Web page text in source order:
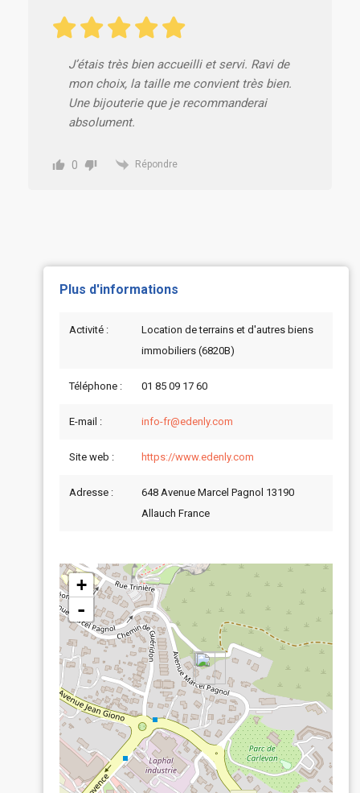
J’étais très bien accueilli et servi. Ravi de
mon choix, la taille me convient très bien.
Une bijouterie que je recommanderai
absolument.
0 Répondre
Plus d'informations
Activité :
Location de terrains et d'autres biens
immobiliers (6820B)
Téléphone : 01 85 09 17 60
E-mail : info-fr@edenly.com
Site web : https://www.edenly.com
Adresse :
648 Avenue Marcel Pagnol 13190
Allauch France
+
-